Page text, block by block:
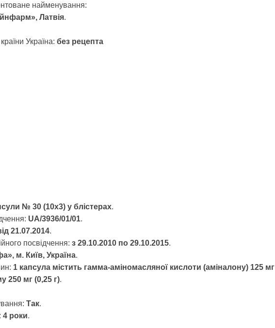
найменування:
Латвія.
Україна: без рецепта
№ 30 (10х3) у блістерах.
UA/3936/01/01.
21.07.2014.
посвідчення: з 29.10.2010 по 29.10.2015.
м. Київ, Україна.
1 капсула містить гамма-аміномасляної кислоти (аміналону) 125 мг
250 мг (0,25 г).
Так.
4 роки.